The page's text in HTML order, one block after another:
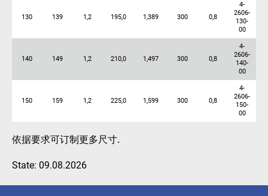
130 139 1,2 195,0 1,389 300 0,8
4-
2606-
130-
00
140 149 1,2 210,0 1,497 300 0,8
4-
2606-
140-
00
150 159 1,2 225,0 1,599 300 0,8
4-
2606-
150-
00
依据要求可订制更多尺寸.
State: 09.08.2026